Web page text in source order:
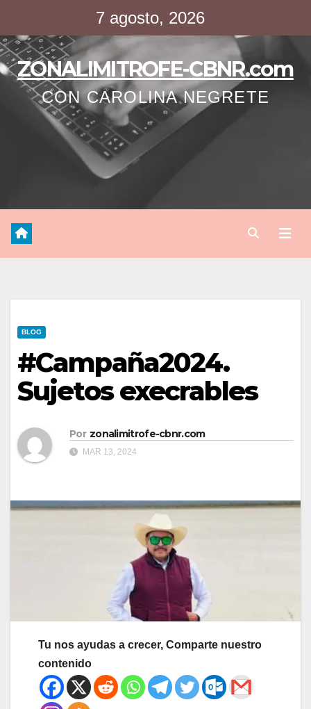
contenido
7 agosto, 2026
ZONALIMITROFE-CBNR.com
CON CAROLINA NEGRETE
BLOG
#Campaña2024.
Sujetos execrables
Por zonalimitrofe-cbnr.com
MAR 13, 2024
Tu nos ayudas a crecer, Comparte nuestro
contenido